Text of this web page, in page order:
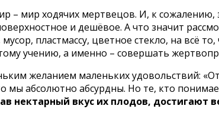
– мир ходячих мертвецов. И, к сожалению,
и дешёвое. А что значит
пластмассу, цветное стекло, на всё то,
учению, а именно – совершать
желанием маленьких удовольствий: «От
абсолютно абсурдны. Но те, кто
вкус их плодов, достигают